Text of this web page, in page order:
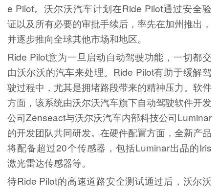
e Pilot。沃尔沃汽车计划在Ride Pilot通过安全验
证以及所有必要的审批手续后，率先在加州推出，
并逐步推向全球其他市场和地区。
Ride Pilot意为一旦启动自动驾驶功能，一切都交
由沃尔沃的汽车来处理。Ride Pilot有助于缓解驾
驶过程中，尤其是拥堵路段带来的精神压力。软件
方面，该系统由沃尔沃汽车旗下自动驾驶软件开发
公司Zenseact与沃尔沃汽车内部科技公司Luminar
的开发团队共同研发。在硬件配置方面，全新产品
将配备超过20个传感器，包括Luminar出品的Iris
激光雷达传感器等。
待Ride Pilot的高速道路安全测试通过后，沃尔沃